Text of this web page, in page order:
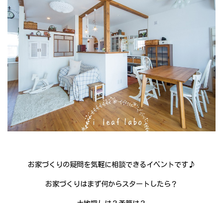
お家づくりの疑問を気軽に相談できるイベントです♪
お家づくりはまず何からスタートしたら？